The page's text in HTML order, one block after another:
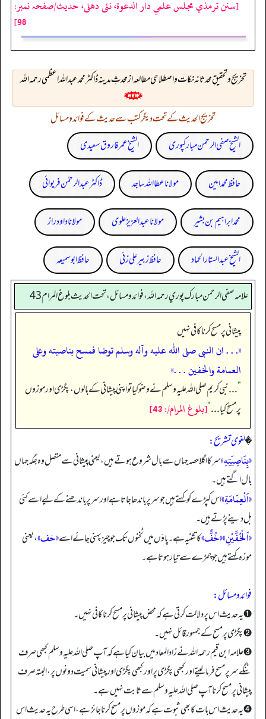
[سنن ترمذي مجلس علمي دار الدعوة، نئى دهلى، حدیث/صفحہ نمبر:
98]
تخريج وتحقيقِ محدثانہ نکات و اصطلاحی مطالعہ از محدثِ مدینہ ڈاکٹر محمد عبداللہ اعظمی رحمہ اللہ
تخریج الحدیث کے تحت دیگر کتب سے حدیث کے فوائد و مسائل
الشیخ صفی الرحمن مبارکپوری
الشیخ عمر فاروق سعیدی
حافظ محمد امین مولانا عطا اللہ ساجد ڈاکٹر عبدالرحمٰن فریوائی
محمد ابراہیم بن بشیر مولانا عبد العزیز علوی مولانا داود راز
الشیخ عبدالستار الحماد حافظ زبیر علی زئی حافظ ابو سمیعہ
علامه صفي الرحمن مبارك پوري رحمه الله، فوائد و مسائل، تحت الحديث بلوغ المرام 43
پیشانی پر مسح کرنا کافی نہیں
«. . . ان النبى صلى الله عليه وآله وسلم توضا فمسح بناصيته وعلى
العمامة والخفين . . .»
”. . . نبی کریم صلی اللہ علیہ وسلم نے وضو کیا تو اپنی پیشانی کے بالوں، پگڑی اور موزوں
پر مسح کیا . . .“[بلوغ المرام/: 43]
�لغوی تشریح:
«بِنَاصِيَتِهِ»سر کا اگلا حصہ جہاں سے بال شروع ہوتے ہیں، یعنی پیشانی سے متصل وہ جگہ جہاں
بال اگتے ہیں۔
«اَلْعِمَامَةِ»اس کپڑے کو کہتے ہیں جو سر پر باندھا جاتا ہے اور سر پر باندھنے کے لیے اسے کئی
بل دینے پڑتے ہیں۔
«اَلْخُفَّيْنِ»«خُفٌّ»کا تثنیہ ہے۔ پاؤں میں ٹخنوں تک جو چیز پہنی جائے اسے«خف»، یعنی
موزہ کہتے ہیں جو چمڑے سے تیار ہوتا ہے۔
فوائد و مسائل:
➊ یہ حدیث اس پر دلالت کرتی ہے کہ محض پیشانی پر مسح کرنا کافی نہیں۔
➋ پگڑی پر مسح کے جمہور قائل نہیں۔
➌ علامہ ابن قیم رحمہ اللہ نے زاد المعاد میں بیان کیا ہے کہ آپ صلی اللہ علیہ وسلم کبھی صرف
ننگے سر پر مسح فرما لیتے اور کبھی پگڑی پر اور کبھی پگڑی اور پیشانی سمیت دونوں پر، البتہ صرف
پیشانی پر مسح کرنا آپ صلی اللہ علیہ وسلم سے ثابت نہیں ہے۔
➍ یہ حدیث اس بات کا بھی ثبوت ہے کہ موزوں پر مسح کرنا جائز ہے، اسی طرح یہ حدیث اس